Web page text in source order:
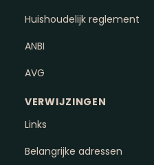
Huishoudelijk reglement
ANBI
AVG
VERWIJZINGEN
Links
Belangrijke adressen